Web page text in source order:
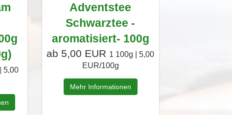
5,00
Adventstee
Schwarztee -
aromatisiert- 100g
ab 5,00 EUR 1 100g | 5,00
EUR/100g
Mehr Informationen